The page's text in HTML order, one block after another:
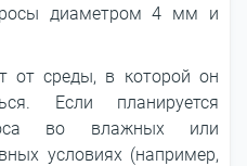
диаметром 4 мм и
от среды, в которой он
Если планируется
во влажных или
условиях (например,